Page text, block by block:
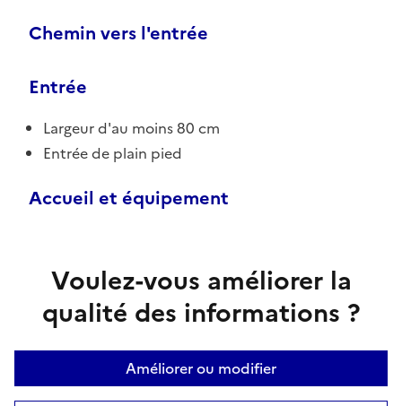
Chemin vers l'entrée
Entrée
Largeur d'au moins 80 cm
Entrée de plain pied
Accueil et équipement
Voulez-vous améliorer la
qualité des informations ?
Améliorer ou modifier